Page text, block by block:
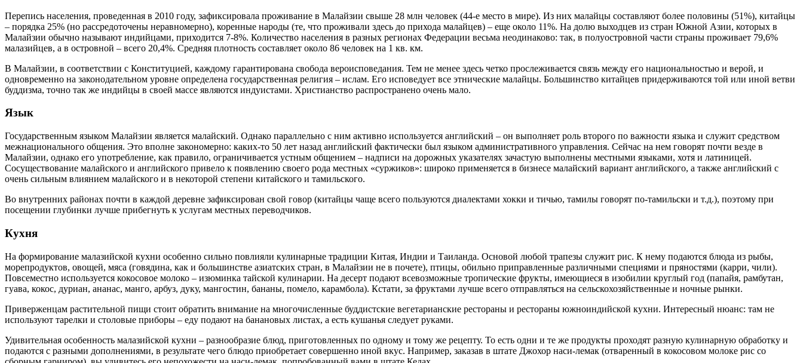
Перепись населения, проведенная в 2010 году, зафиксировала проживание в Малайзии свыше 28 млн человек (44-е место в мире). Из них малайцы составляют более половины (51%), китайцы
– порядка 25% (но рассредоточены неравномерно), коренные народы (те, что проживали здесь до прихода малайцев) – еще около 11%. На долю выходцев из стран Южной Азии, которых в
Малайзии обычно называют индийцами, приходится 7-8%. Количество населения в разных регионах Федерации весьма неодинаково: так, в полуостровной части страны проживает 79,6%
малазийцев, а в островной – всего 20,4%. Средняя плотность составляет около 86 человек на 1 кв. км.
В Малайзии, в соответствии с Конституцией, каждому гарантирована свобода вероисповедания. Тем не менее здесь четко прослеживается связь между его национальностью и верой, и
одновременно на законодательном уровне определена государственная религия – ислам. Его исповедует все этнические малайцы. Большинство китайцев придерживаются той или иной ветви
буддизма, точно так же индийцы в своей массе являются индуистами. Христианство распространено очень мало.
Язык
Государственным языком Малайзии является малайский. Однако параллельно с ним активно используется английский – он выполняет роль второго по важности языка и служит средством
межнационального общения. Это вполне закономерно: каких-то 50 лет назад английский фактически был языком административного управления. Сейчас на нем говорят почти везде в
Малайзии, однако его употребление, как правило, ограничивается устным общением – надписи на дорожных указателях зачастую выполнены местными языками, хотя и латиницей.
Сосуществование малайского и английского привело к появлению своего рода местных «суржиков»: широко применяется в бизнесе малайский вариант английского, а также английский с
очень сильным влиянием малайского и в некоторой степени китайского и тамильского.
Во внутренних районах почти в каждой деревне зафиксирован свой говор (китайцы чаще всего пользуются диалектами хокки и тичью, тамилы говорят по-тамильски и т.д.), поэтому при
посещении глубинки лучше прибегнуть к услугам местных переводчиков.
Кухня
На формирование малазийской кухни особенно сильно повлияли кулинарные традиции Китая, Индии и Таиланда. Основой любой трапезы служит рис. К нему подаются блюда из рыбы,
морепродуктов, овощей, мяса (говядина, как и большинстве азиатских стран, в Малайзии не в почете), птицы, обильно приправленные различными специями и пряностями (карри, чили).
Повсеместно используется кокосовое молоко – изюминка тайской кулинарии. На десерт подают всевозможные тропические фрукты, имеющиеся в изобилии круглый год (папайя, рамбутан,
гуава, кокос, дуриан, ананас, манго, арбуз, дуку, мангостин, бананы, помело, карамбола). Кстати, за фруктами лучше всего отправляться на сельскохозяйственные и ночные рынки.
Приверженцам растительной пищи стоит обратить внимание на многочисленные буддистские вегетарианские рестораны и рестораны южноиндийской кухни. Интересный нюанс: там не
используют тарелки и столовые приборы – еду подают на банановых листах, а есть кушанья следует руками.
Удивительная особенность малазийской кухни – разнообразие блюд, приготовленных по одному и тому же рецепту. То есть одни и те же продукты проходят разную кулинарную обработку и
подаются с разными дополнениями, в результате чего блюдо приобретает совершенно иной вкус. Например, заказав в штате Джохор наси-лемак (отваренный в кокосовом молоке рис со